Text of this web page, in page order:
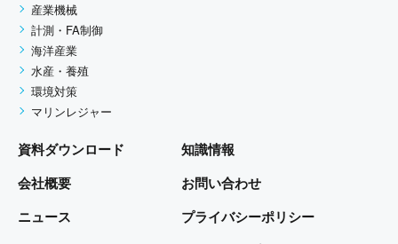
産業機械
計測・FA制御
海洋産業
水産・養殖
環境対策
マリンレジャー
資料ダウンロード
知識情報
会社概要
ニュース
お問い合わせ
プライバシーポリシー